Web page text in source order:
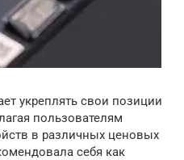
укреплять свои позиции
пользователям
в различных ценовых
себя как